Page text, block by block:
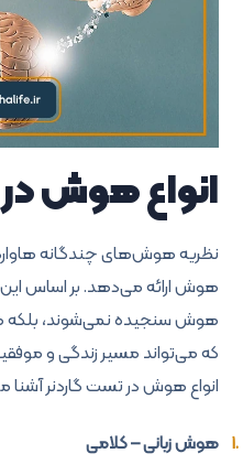
انواع هوش
نظریه هوش‌های چندگانه هاوارد
هوش ارائه می‌دهد. بر اساس این
هوش سنجیده نمی‌شوند، بلکه
که می‌تواند مسیر زندگی و
انواع هوش در تست گاردنر
هوش زبانی – کلامی